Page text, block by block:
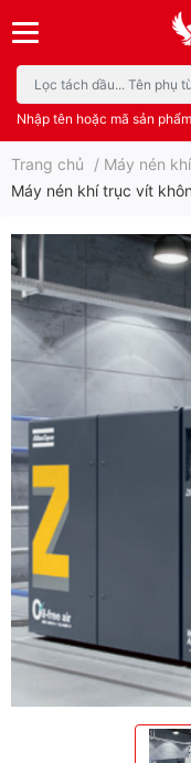
Nhập tên hoặc mã sản phẩm
Trang chủ / Máy nén
Máy nén khí trục vít